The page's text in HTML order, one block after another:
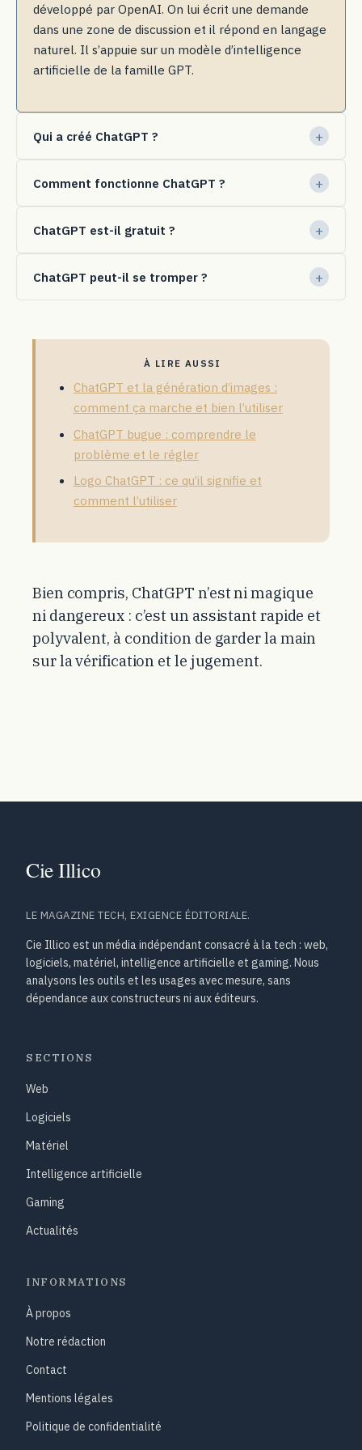
développé par OpenAI. On lui écrit une demande
dans une zone de discussion et il répond en langage
naturel. Il s’appuie sur un modèle d’intelligence
artificielle de la famille GPT.
Qui a créé ChatGPT ?
Comment fonctionne ChatGPT ?
ChatGPT est-il gratuit ?
ChatGPT peut-il se tromper ?
À LIRE AUSSI
ChatGPT et la génération d’images :
comment ça marche et bien l’utiliser
ChatGPT bugue : comprendre le
problème et le régler
Logo ChatGPT : ce qu’il signifie et
comment l’utiliser
Bien compris, ChatGPT n’est ni magique
ni dangereux : c’est un assistant rapide et
polyvalent, à condition de garder la main
sur la vérification et le jugement.
LE MAGAZINE TECH, EXIGENCE ÉDITORIALE.
Cie Illico est un média indépendant consacré à la tech : web,
logiciels, matériel, intelligence artificielle et gaming. Nous
analysons les outils et les usages avec mesure, sans
dépendance aux constructeurs ni aux éditeurs.
SECTIONS
Web
Logiciels
Matériel
Intelligence artificielle
Gaming
Actualités
INFORMATIONS
À propos
Notre rédaction
Contact
Mentions légales
Politique de confidentialité